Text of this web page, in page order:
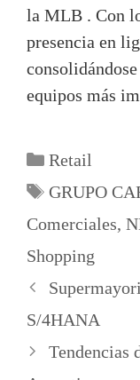
la MLB . Con
presencia en
equipos más
Categorías
Retail
Etiquetas
GRUPO
Comerciales,
Shopping
S/4HANA
Tendencias